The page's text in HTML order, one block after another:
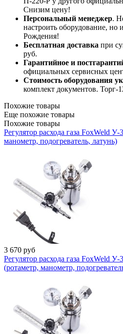
Снизим цену!
Персональный менеджер.
настроить оборудование, но
Рождения!
Бесплатная доставка при
руб.
Гарантийное и
официальных сервисных
Стоимость оборудования
комплект документов. Торг-
Похожие товары
Еще похожие товары
Похожие товары
Регулятор расхода газа FoxWeld
манометр, подогреватель, латунь)
3 670 руб
Регулятор расхода газа FoxWeld
(ротаметр, манометр,